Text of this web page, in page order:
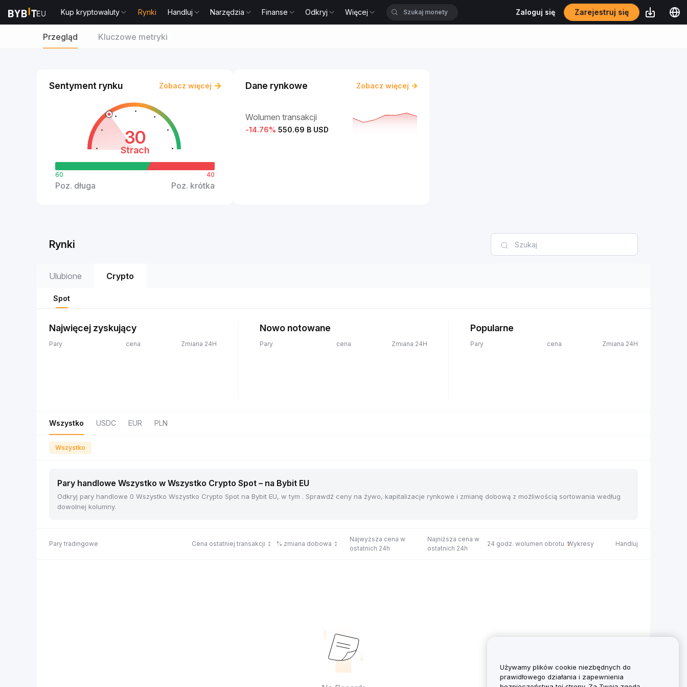
Kup kryptowaluty Rynki Handluj Narzędzia Finanse Odkryj Więcej Zaloguj się Zarejestruj się
Przegląd Kluczowe metryki
Sentyment rynku Zobacz więcej
30
Strach
60
Poz. długa
40
Poz. krótka
Dane rynkowe Zobacz więcej
Wolumen transakcji
-14.76% 550.69 B USD
Rynki
Ulubione Crypto
Spot
Najwięcej zyskujący
Pary cena Zmiana 24H
Nowo notowane
Pary cena Zmiana 24H
Popularne
Pary cena Zmiana 24H
Wszystko USDC EUR PLN
Wszystko
Pary handlowe Wszystko w Wszystko Crypto Spot – na Bybit EU
Odkryj pary handlowe 0 Wszystko Wszystko Crypto Spot na Bybit EU, w tym . Sprawdź ceny na żywo, kapitalizacje rynkowe i zmianę dobową z możliwością sortowania według
dowolnej kolumny.
Pary tradingowe Cena ostatniej transakcji % zmiana dobowa
Najwyższa cena w
ostatnich 24h
Najniższa cena w
ostatnich 24h
24 godz. wolumen obrotu Wykresy Handluj
Używamy plików cookie niezbędnych do
prawidłowego działania i zapewnienia